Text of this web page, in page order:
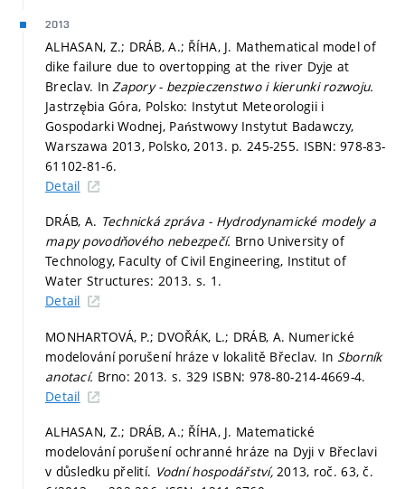
2013
ALHASAN, Z.; DRÁB, A.; ŘÍHA, J. Mathematical model of
dike failure due to overtopping at the river Dyje at
Breclav. In Zapory - bezpieczenstwo i kierunki rozwoju.
Jastrzębia Góra, Polsko: Instytut Meteorologii i
Gospodarki Wodnej, Państwowy Instytut Badawczy,
Warszawa 2013, Polsko, 2013. p. 245-255. ISBN: 978-83-
61102-81-6.
Detail
DRÁB, A. Technická zpráva - Hydrodynamické modely a
mapy povodňového nebezpečí. Brno University of
Technology, Faculty of Civil Engineering, Institut of
Water Structures: 2013. s. 1.
Detail
MONHARTOVÁ, P.; DVOŘÁK, L.; DRÁB, A. Numerické
modelování porušení hráze v lokalitě Břeclav. In Sborník
anotací. Brno: 2013. s. 329 ISBN: 978-80-214-4669-4.
Detail
ALHASAN, Z.; DRÁB, A.; ŘÍHA, J. Matematické
modelování porušení ochranné hráze na Dyji v Břeclavi
v důsledku přelití. Vodní hospodářství,2013, roč. 63, č.